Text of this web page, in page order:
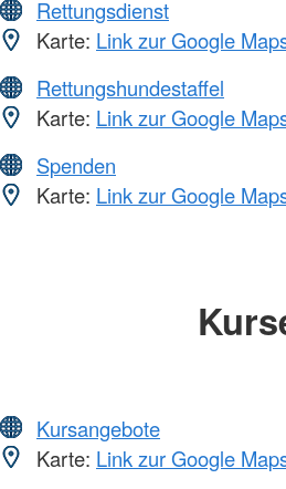
Rettungsdienst
Karte: Link zur Google
Rettungshundestaffel
Karte: Link zur Google
Spenden
Karte: Link zur Google
Kursangebote
Karte: Link zur Google